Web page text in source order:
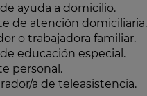
ayuda a domicilio.
de atención domiciliaria.
o trabajadora familiar.
educación especial.
personal.
a de teleasistencia.